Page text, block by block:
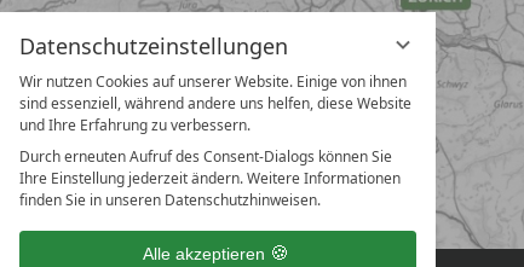
Datenschutzeinstellungen
Wir nutzen Cookies auf unserer Website. Einige von ihnen
sind essenziell, während andere uns helfen, diese Website
und Ihre Erfahrung zu verbessern.
Durch erneuten Aufruf des Consent-Dialogs können Sie
Ihre Einstellung jederzeit ändern. Weitere Informationen
finden Sie in unseren Datenschutzhinweisen.
Alle akzeptieren